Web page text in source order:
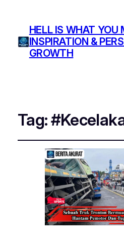
HELL IS WHAT YOU
INSPIRATION &
GROWTH
Tag: